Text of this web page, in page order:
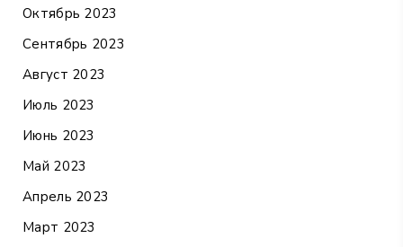
Октябрь 2023
Сентябрь 2023
Август 2023
Июль 2023
Июнь 2023
Май 2023
Апрель 2023
Март 2023